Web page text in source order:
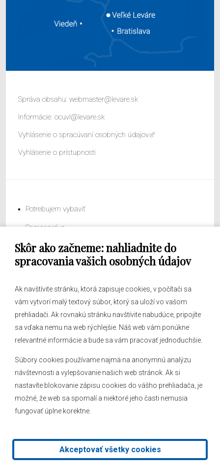
Skôr ako začneme: nahliadnite do
spracovania vašich osobných údajov
Ak navštívite stránku, ktorá zapisuje cookies, v počítači sa
vám vytvorí malý textový súbor, ktorý sa uloží vo vašom
prehliadači. Ak rovnakú stránku navštívite nabudúce, pripojíte
sa vďaka nemu na web rýchlejšie. Náš web vám ponúkne
relevantné informácie a bude sa vám pracovať jednoduchšie.
Súbory cookies používame najmä na anonymnú analýzu
návštevnosti a vylepšovanie našich web stránok. Ak si
nastavíte blokovanie zápisu cookies do vášho prehliadača, je
možné, že web sa spomalí a niektoré jeho časti nemusia
fungovať úplne korektne.
Akceptovať všetky cookies
Správa obsahu: webmaster@levare.sk
Informácie: ocuvl@levare.sk
Vyhlásenie o spracúvaní osobných údajov
Vyhlásenie o prístupnosti
Potrebujem vybaviť
Samospráva
Obecný úrad
O obci
Hlásenia obecného rozhlasu
Kontakt
Mapa stránok